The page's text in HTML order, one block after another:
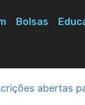
Bolsas
abertas